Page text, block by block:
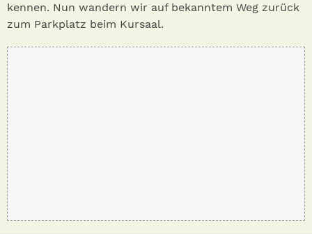
kennen. Nun wandern wir auf bekanntem Weg zurück
zum Parkplatz beim Kursaal.